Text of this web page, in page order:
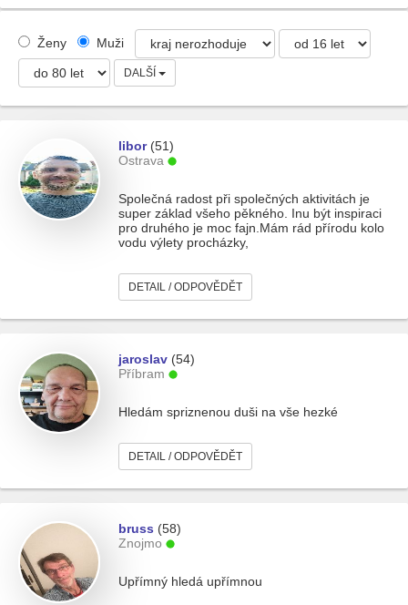
Ženy Muži
DALŠÍ
libor(51)
Ostrava
Společná radost při společných aktivitách je
super základ všeho pěkného. Inu být inspiraci
pro druhého je moc fajn.Mám rád přírodu kolo
vodu výlety procházky,
DETAIL / ODPOVĚDĚT
jaroslav (54)
Příbram
Hledám spriznenou duši na vše hezké
DETAIL / ODPOVĚDĚT
bruss (58)
Znojmo
Upřímný hledá upřímnou